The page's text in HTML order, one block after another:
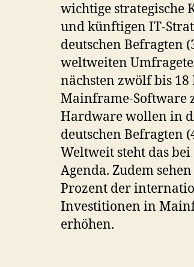
wichtige strategische
und künftigen IT-
deutschen Befragten
weltweiten
nächsten zwölf bis
Mainframe-Software
Hardware wollen in
deutschen Befragten
Weltweit steht das
Agenda. Zudem
Prozent der
Investitionen in
erhöhen.